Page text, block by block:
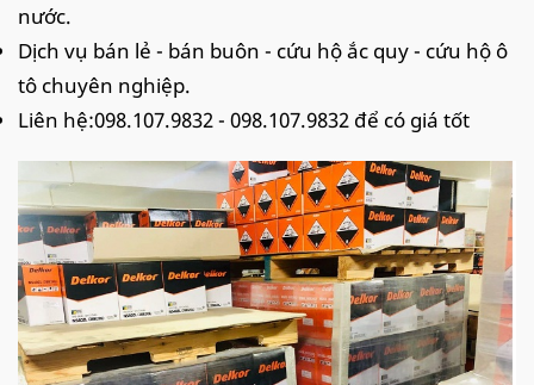
nước.
Dịch vụ bán lẻ - bán buôn - cứu hộ ắc quy - cứu hộ ô
tô chuyên nghiệp.
Liên hệ:098.107.9832 - 098.107.9832 để có giá tốt